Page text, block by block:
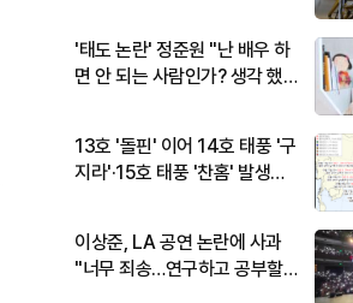
'태도 논란' 정준원 "난 배우 하
면 안 되는 사람인가? 생각 했
13호 '돌핀' 이어 14호 태풍 '구
지라'·15호 태풍 '찬홈' 발생…
이상준, LA 공연 논란에 사과
"너무 죄송…연구하고 공부할